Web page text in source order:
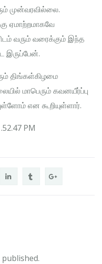
முன்வரவில்லை.
ஏமாற்றமாகவே
வரும் வரைக்கும் இந்த
திங்கள்கிழமை
மாபெரும் கவனயீர்ப்பு
என கூறியுள்ளார்.